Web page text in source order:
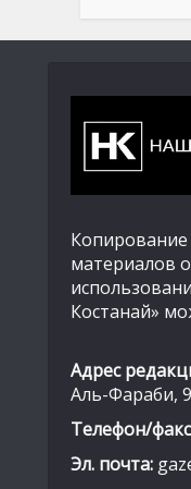
Копирование
материалов
Костанай»
Адрес
Аль-Фараби,
Телефон/
Эл. почта: